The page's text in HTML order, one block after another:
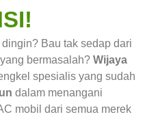
Bau tak sedap dari
bermasalah? Wijaya
spesialis yang sudah
dalam menangani
mobil dari semua merek